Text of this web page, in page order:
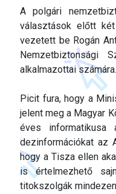
A polgári
választások előtt
vezetett be Rogán
Nemzetbiztonsági
alkalmazottai számára.
Picit fura, hogy a
jelent meg a Magyar
éves
dezinformációkat az
hogy a Tisza ellen
is értelmezhető
titokszolgák